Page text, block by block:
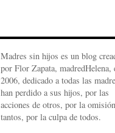
Madres sin hijos es un blog
por Flor Zapata, madredHelena,
2006, dedicado a todas las
han perdido a sus hijos, por las
acciones de otros, por la
tantos, por la culpa de todos.